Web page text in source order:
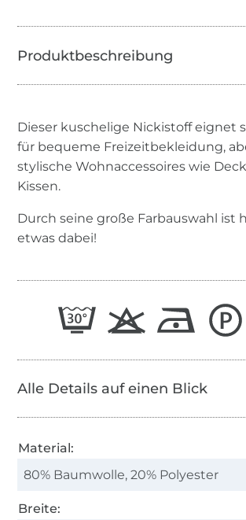
Dieser kuschelige Nickistoff eignet
für bequeme Freizeitbekleidung,
stylische Wohnaccessoires wie
Kissen.
Durch seine große Farbauswahl ist
etwas dabei!
Alle Details auf einen Blick
Material:
80% Baumwolle, 20% Polyester
Breite: